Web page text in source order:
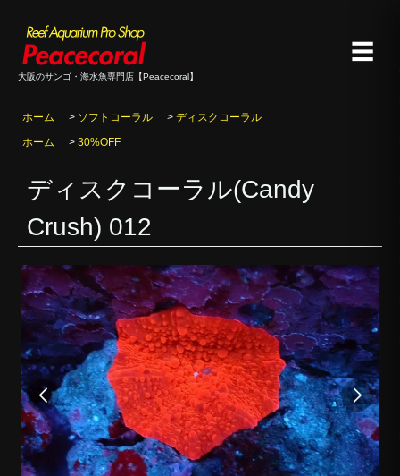
大阪のサンゴ・海水魚専門店【Peacecoral】
☰
ホーム > ソフトコーラル > ディスクコーラル
ホーム
> 30%OFF
ディスクコーラル(Candy
Crush) 012